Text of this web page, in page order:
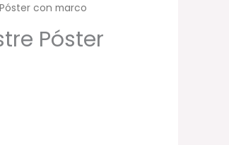
con marco
Póster